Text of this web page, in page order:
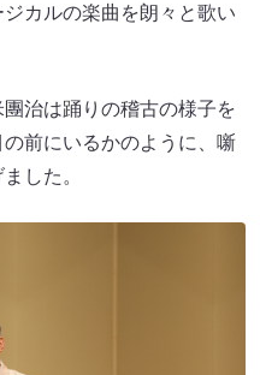
カルの楽曲を朗々と歌い
治は踊りの稽古の様子を
前にいるかのように、噺
した。